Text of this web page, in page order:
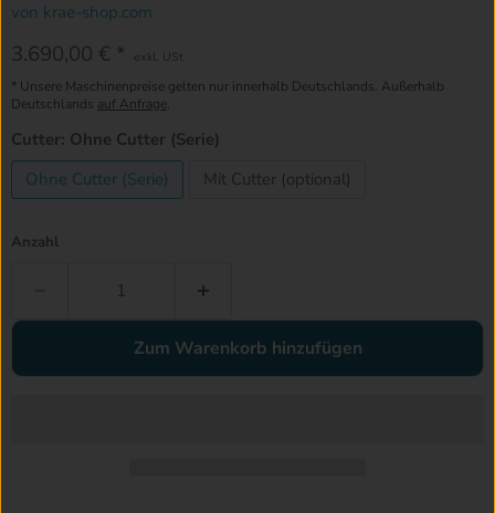
von krae-shop.com
Aktueller Preis
3.690,00 € exkl. USt
* Unsere Maschinenpreise gelten nur innerhalb Deutschlands. Außerhalb
Deutschlands auf Anfrage.
Cutter: Ohne Cutter (Serie)
Ohne Cutter (Serie)
Mit Cutter (optional)
Anzahl
Zum Warenkorb hinzufügen